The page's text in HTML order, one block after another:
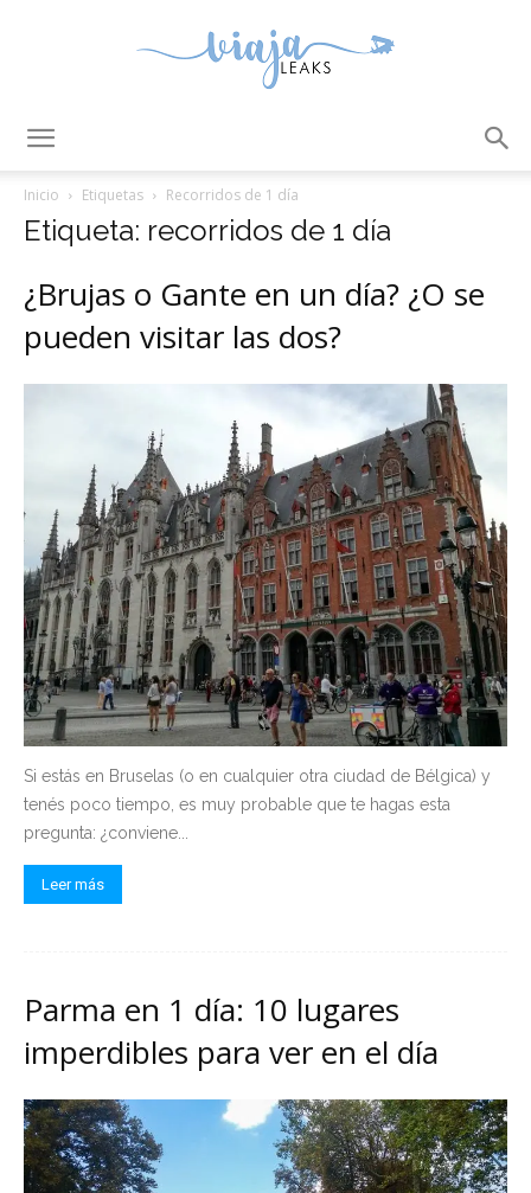
Inicio Etiquetas Recorridos de 1 día
Etiqueta: recorridos de 1 día
¿Brujas o Gante en un día? ¿O se
pueden visitar las dos?
Si estás en Bruselas (o en cualquier otra ciudad de Bélgica) y
tenés poco tiempo, es muy probable que te hagas esta
pregunta: ¿conviene...
Leer más
Parma en 1 día: 10 lugares
imperdibles para ver en el día